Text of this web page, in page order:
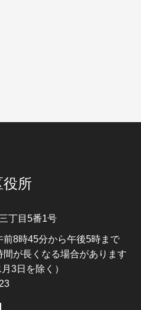
所
丁目5番1号
8時45分から午後5時まで
が長くなる場合があります
3日を除く）